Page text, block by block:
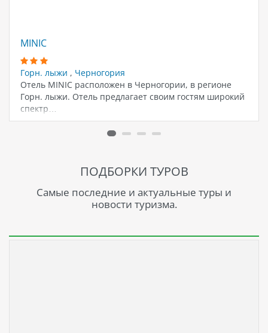
MINIC
Горн. лыжи , Черногория
Отель MINIC расположен в Черногории, в регионе
Горн. лыжи. Отель предлагает своим гостям широкий
спектр…
ПОДБОРКИ ТУРОВ
Самые последние и актуальные туры и
новости туризма.